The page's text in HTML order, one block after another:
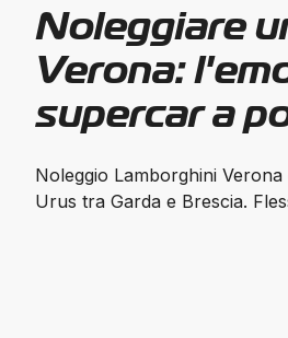
Noleggiare
Verona:
supercar a
Noleggio Lamborghini
Urus tra Garda e Brescia.